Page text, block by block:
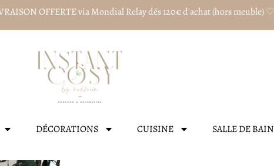
OFFERTE via Mondial Relay dés 120€ d'achat (hors meuble) ♡
DÉCORATIONS CUISINE SALLE DE BAIN